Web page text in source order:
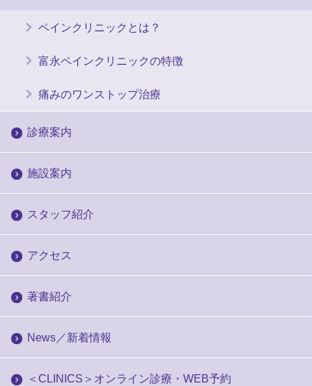
ペインクリニックとは？
富永ペインクリニックの特徴
痛みのワンストップ治療
診療案内
施設案内
スタッフ紹介
アクセス
著書紹介
News／新着情報
＜CLINICS＞オンライン診療・WEB予約